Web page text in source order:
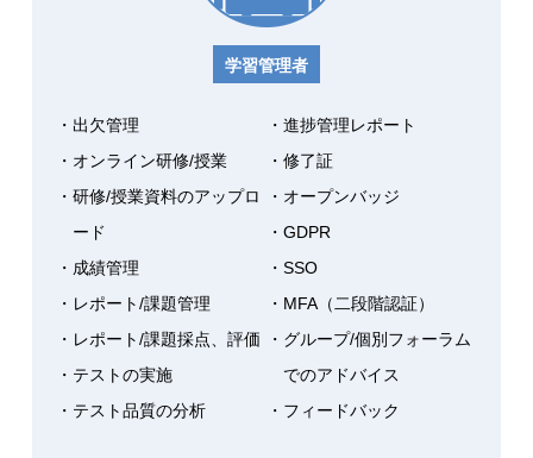
学習管理者
・出欠管理
・オンライン研修/授業
・研修/授業資料のアップロ
ード
・成績管理
・レポート/課題管理
・レポート/課題採点、評価
・テストの実施
・テスト品質の分析
・進捗管理レポート
・修了証
・オープンバッジ
・GDPR
・SSO
・MFA（二段階認証）
・グループ/個別フォーラム
でのアドバイス
・フィードバック